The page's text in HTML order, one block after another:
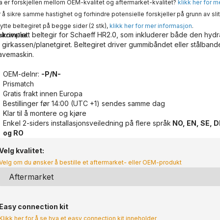
er forskjellen mellom OEM-kvalitet og aftermarket-kvalitet? klikk her for
å sikre samme hastighet og forhindre potensielle forskjeller på grunn av
beltegiret på begge sider (2 stk),klikk her for mer informasjon.
komplett beltegir for Schaeff HR2.0, som inkluderer både den
planetgiret. Beltegiret driver gummibåndet eller
OEM-delnr: -P/N-
Prismatch
Gratis frakt innen Europa
Bestillinger før 14:00 (UTC +1) sendes samme dag
Klar til å montere og kjøre
Enkel 2-siders installasjonsveiledning på flere språk NO, EN, SE,
og RO
kvalitet:
om du ønsker å bestille et aftermarket- eller OEM-produkt
Easy connection kit
her for å se hva et easy connection kit inneholder